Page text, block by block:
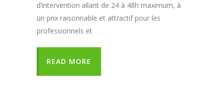
d’intervention allant de 24 à 48h maximum, à
un prix raisonnable et attractif pour les
professionnels et
READ MORE